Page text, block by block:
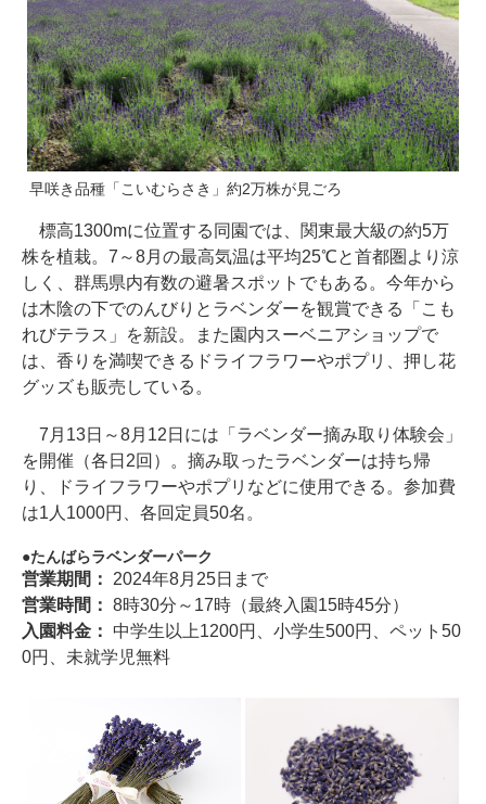
早咲き品種「こいむらさき」約2万株が見ごろ
標高1300mに位置する同園では、関東最大級の約5万
株を植栽。7～8月の最高気温は平均25℃と首都圏より涼
しく、群馬県内有数の避暑スポットでもある。今年から
は木陰の下でのんびりとラベンダーを観賞できる「こも
れびテラス」を新設。また園内スーベニアショップで
は、香りを満喫できるドライフラワーやポプリ、押し花
グッズも販売している。
7月13日～8月12日には「ラベンダー摘み取り体験会」
を開催（各日2回）。摘み取ったラベンダーは持ち帰
り、ドライフラワーやポプリなどに使用できる。参加費
は1人1000円、各回定員50名。
たんばらラベンダーパーク
営業期間： 2024年8月25日まで
営業時間： 8時30分～17時（最終入園15時45分）
入園料金： 中学生以上1200円、小学生500円、ペット50
0円、未就学児無料